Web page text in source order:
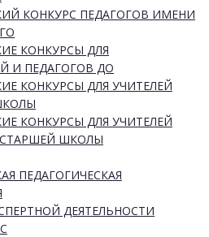
КОНКУРС ПЕДАГОГОВ ИМЕНИ
КОНКУРСЫ ДЛЯ
И ПЕДАГОГОВ ДО
КОНКУРСЫ ДЛЯ УЧИТЕЛЕЙ
КОНКУРСЫ ДЛЯ УЧИТЕЛЕЙ
ШКОЛЫ
ПЕДАГОГИЧЕСКАЯ
ДЕЯТЕЛЬНОСТИ